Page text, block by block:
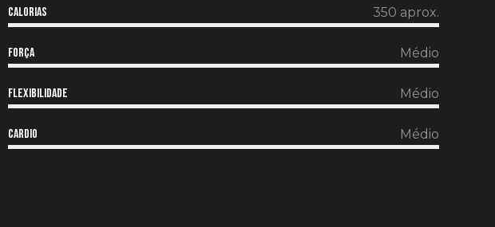
Calorias 350 aprox.
Força Médio
Flexibilidade Médio
CARDIO Médio